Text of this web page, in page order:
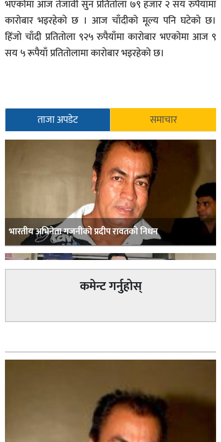
सूचना-
प्रवधि
भएकोमा आज तेजावी सुन प्रतितोला ७९ हजार २ सय रुपैयाँमा
कारोबार भइरहेकाे छ । आज चाँदीको मूल्य पनि घटेकाे छ।
हिंजाे चाँदी प्रतितोला ९२५ रुपैयाँमा कारोबार भएकाेमा आज ९
सय ५ रूपैयाँ प्रतितोलामा काराेबार भइरहेको छ।
ताजा अपडेट समाचार
भारतीय अभिनेता गजनीको प्रदीप रावतको निधन
कमेन्ट गर्नुहोस्